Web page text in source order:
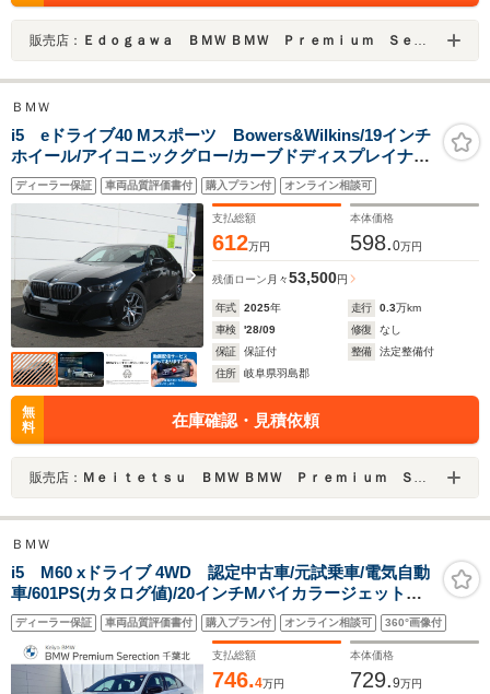
販売店： Ｅｄｏｇａｗａ ＢＭＷ ＢＭＷ Ｐｒｅｍｉｕｍ Ｓｅｌｅｃｔｉｏｎ 江戸川
ＢＭＷ
i5 eドライブ40 Mスポーツ Bowers&Wilkins/19インチ
ホイール/アイコニックグロー/カーブドディスプレイナビ/
全方位カメラ/ヘッドアップディスプレイ/禁煙/デモカー
ディーラー保証 車両品質評価書付 購入プラン付 オンライン相談可
支払総額
612万円
本体価格
598.0万円
残価ローン 月々53,500円
年式 2025年 走行 0.3万km
車検
'28/09 修復
なし
保証
保証付 整備
法定整備付
住所
岐阜県羽島郡
無
料
在庫確認・見積依頼
販売店： Ｍｅｉｔｅｔｓｕ ＢＭＷ ＢＭＷ Ｐｒｅｍｉｕｍ Ｓｅｌｅｃｔｉｏｎ 岐阜
ＢＭＷ
i5 M60 xドライブ 4WD 認定中古車/元試乗車/電気自動
車/601PS(カタログ値)/20インチMバイカラージェットブ
ラックホイール/ドライビングアシストプロ/パーキングア
シストプロ/TVファンクション/シートヒーターF&R/アイ
コニックグロー
ディーラー保証 車両品質評価書付 購入プラン付 オンライン相談可 360°画像付
支払総額
746.4万円
本体価格
729.9万円